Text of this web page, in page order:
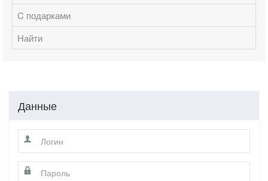
C подарками
Найти
Данные